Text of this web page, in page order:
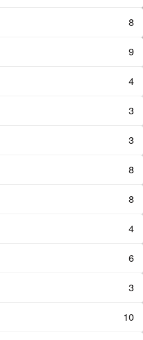
8
9
4
3
3
8
8
4
6
3
10